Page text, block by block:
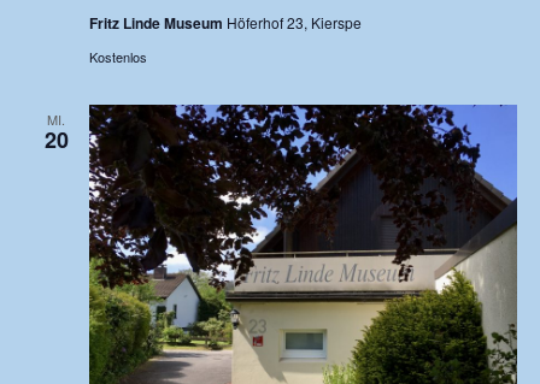
Fritz Linde Museum Höferhof 23, Kierspe
Kostenlos
MI.
20